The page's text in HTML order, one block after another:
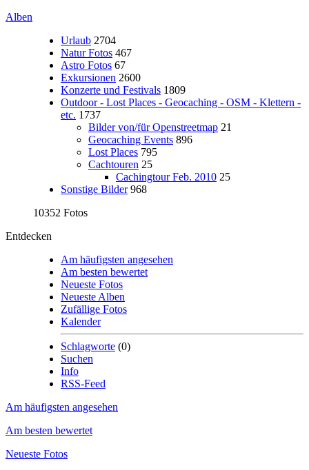
Alben
Urlaub 2704
Natur Fotos 467
Astro Fotos 67
Exkursionen 2600
Konzerte und Festivals 1809
Outdoor - Lost Places - Geocaching - OSM - Klettern -
etc. 1737
Bilder von/für Openstreetmap 21
Geocaching Events 896
Lost Places 795
Cachtouren 25
Cachingtour Feb. 2010 25
Sonstige Bilder 968
10352 Fotos
Entdecken
Am häufigsten angesehen
Am besten bewertet
Neueste Fotos
Neueste Alben
Zufällige Fotos
Kalender
Schlagworte (0)
Suchen
Info
RSS-Feed
Am häufigsten angesehen
Am besten bewertet
Neueste Fotos